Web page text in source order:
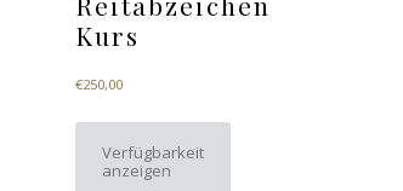
Kurs
€250,00
Verfügbarkeit
anzeigen